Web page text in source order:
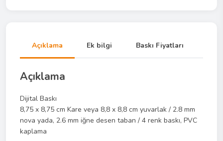
Açıklama Ek bilgi Baskı Fiyatları
Açıklama
Dijital Baskı
8,75 x 8,75 cm Kare veya 8,8 x 8,8 cm yuvarlak / 2.8 mm
nova yada, 2.6 mm iğne desen taban / 4 renk baskı, PVC
kaplama